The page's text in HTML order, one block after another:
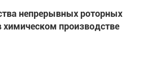
непрерывных роторных
химическом производстве